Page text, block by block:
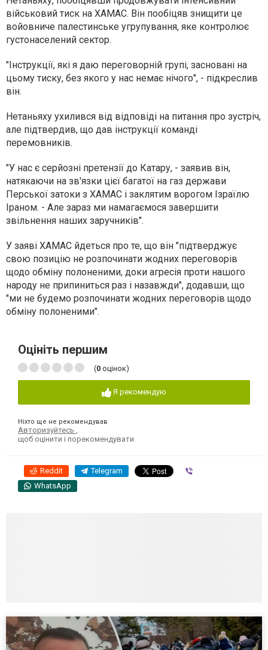
військовий тиск на ХАМАС. Він пообіцяв знищити це
войовниче палестинське угрупування, яке контролює
густонаселений сектор.
"Інструкції, які я даю переговорній групі, засновані на
цьому тиску, без якого у нас немає нічого", - підкреслив
він.
Нетаньяху ухилився від відповіді на питання про зустріч,
але підтвердив, що дав інструкції команді
перемовників.
"У нас є серйозні претензії до Катару, - заявив він,
натякаючи на зв'язки цієї багатої на газ держави
Перської затоки з ХАМАС і заклятим ворогом Ізраїлю
Іраном. - Але зараз ми намагаємося завершити
звільнення наших заручників".
У заяві ХАМАС йдеться про те, що він "підтверджує
свою позицію не розпочинати жодних переговорів
щодо обміну полоненими, доки агресія проти нашого
народу не припиниться раз і назавжди", додавши, що
"ми не будемо розпочинати жодних переговорів щодо
обміну полоненими".
Оцініть першим
(0 оцінок)
Я рекомендую
Ніхто ще не рекомендував
Авторизуйтесь
щоб оцінити і порекомендувати
Reddit Telegram
WhatsApp